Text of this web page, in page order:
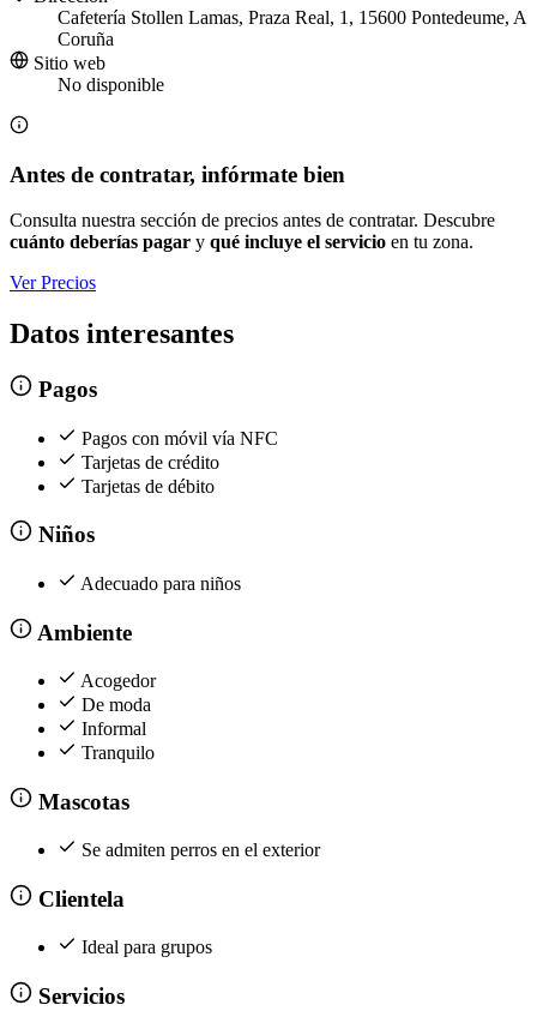
Cafetería Stollen Lamas, Praza Real, 1, 15600 Pontedeume, A
Coruña
Sitio web
No disponible
Antes de contratar, infórmate bien
Consulta nuestra sección de precios antes de contratar. Descubre
cuánto deberías pagar y qué incluye el servicio en tu zona.
Ver Precios
Datos interesantes
Pagos
Pagos con móvil vía NFC
Tarjetas de crédito
Tarjetas de débito
Niños
Adecuado para niños
Ambiente
Acogedor
De moda
Informal
Tranquilo
Mascotas
Se admiten perros en el exterior
Clientela
Ideal para grupos
Servicios